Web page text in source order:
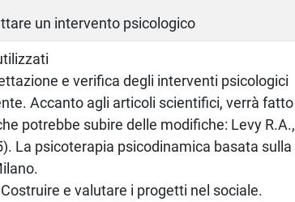
un intervento psicologico
e verifica degli interventi psicologici
Accanto agli articoli scientifici, verrà fatto
potrebbe subire delle modifiche: Levy R.A.,
La psicoterapia psicodinamica basata sulla
e valutare i progetti nel sociale.